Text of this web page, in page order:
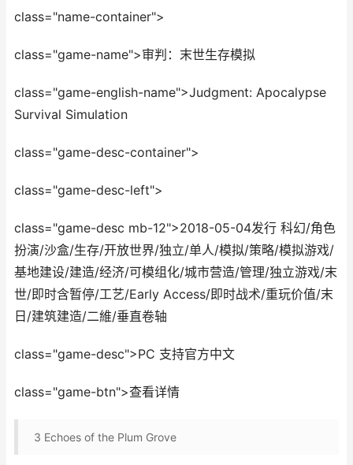
class="name-container">
class="game-name">审判：末世生存模拟
class="game-english-name">Judgment: Apocalypse
Survival Simulation
class="game-desc-container">
class="game-desc-left">
class="game-desc mb-12">2018-05-04发行 科幻/角色
扮演/沙盒/生存/开放世界/独立/单人/模拟/策略/模拟游戏/
基地建设/建造/经济/可模组化/城市营造/管理/独立游戏/末
世/即时含暂停/工艺/Early Access/即时战术/重玩价值/末
日/建筑建造/二維/垂直卷轴
class="game-desc">PC 支持官方中文
class="game-btn">查看详情
3 Echoes of the Plum Grove